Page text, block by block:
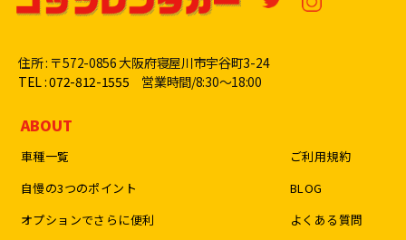
住所 : 〒572-0856 大阪府寝屋川市宇谷町3-24
TEL : 072-812-1555 営業時間/8:30〜18:00
ABOUT
車種一覧
ご利用規約
自慢の3つのポイント
BLOG
オプションでさらに便利
よくある質問